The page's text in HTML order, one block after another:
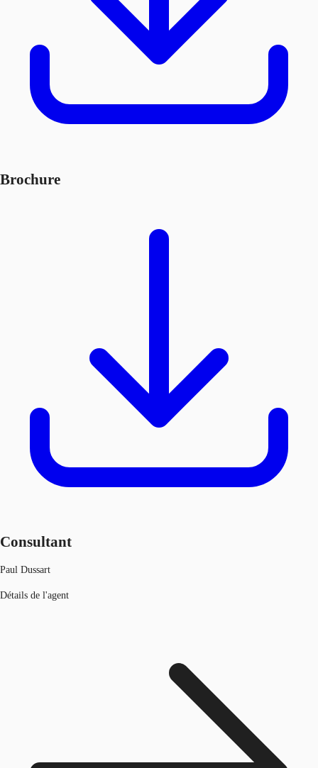
Brochure
Consultant
Paul Dussart
Détails de l'agent